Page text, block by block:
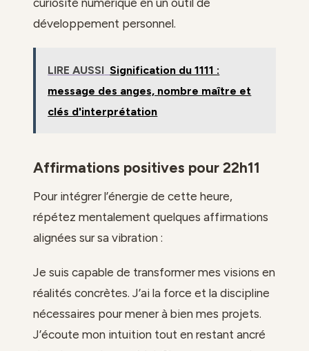
développement personnel.
LIRE AUSSI Signification du 1111 :
message des anges, nombre maître et
clés d'interprétation
Affirmations positives pour 22h11
Pour intégrer l’énergie de cette heure,
répétez mentalement quelques affirmations
alignées sur sa vibration :
Je suis capable de transformer mes visions en
réalités concrètes. J’ai la force et la discipline
nécessaires pour mener à bien mes projets.
J’écoute mon intuition tout en restant ancré